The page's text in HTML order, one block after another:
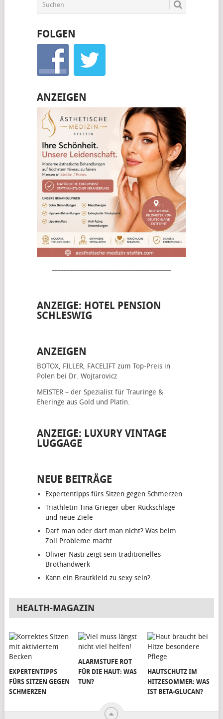
FOLGEN
ANZEIGEN
ANZEIGE: HOTEL PENSION
SCHLESWIG
ANZEIGEN
BOTOX, FILLER, FACELIFTzum Top-Preis in
Polen bei Dr. Wojtarovicz
MEISTER – der Spezialist für Trauringe &
Eheringe aus Gold und Platin.
ANZEIGE: LUXURY VINTAGE
LUGGAGE
NEUE BEITRÄGE
Expertentipps fürs Sitzen gegen Schmerzen
Triathletin Tina Grieger über Rückschläge
und neue Ziele
Darf man oder darf man nicht? Was beim
Zoll Probleme macht
Olivier Nasti zeigt sein traditionelles
Brothandwerk
Kann ein Brautkleid zu sexy sein?
HEALTH-MAGAZIN
EXPERTENTIPPS
FÜRS SITZEN GEGEN
SCHMERZEN
ALARMSTUFE ROT
FÜR DIE HAUT: WAS
TUN?
HAUTSCHUTZ IM
HITZESOMMER: WAS
IST BETA-GLUCAN?